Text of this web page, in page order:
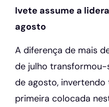
Ivete assume a
agosto
A diferença de mais
de julho
de agosto,
primeira colocada